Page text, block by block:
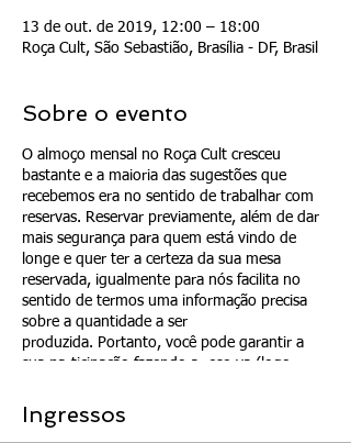
13 de out. de 2019, 12:00 – 18:00
Roça Cult, São Sebastião, Brasília - DF, Brasil
Sobre o evento
O almoço mensal no Roça Cult cresceu
bastante e a maioria das sugestões que
recebemos era no sentido de trabalhar com
reservas. Reservar previamente, além de dar
mais segurança para quem está vindo de
longe e quer ter a certeza da sua mesa
reservada, igualmente para nós facilita no
sentido de termos uma informação precisa
sobre a quantidade a ser
produzida. Portanto, você pode garantir a
sua participação fazendo a reserva (logo
possibilidade de pagar com cartão de crédito
(apenas aqui no site) e desconto de 10% no
Ingressos